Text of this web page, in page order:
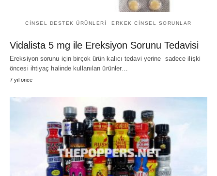
CINSEL DESTEK ÜRÜNLERI ERKEK CINSEL SORUNLAR
Vidalista 5 mg ile Ereksiyon Sorunu Tedavisi
Ereksiyon sorunu için birçok ürün kalıcı tedavi yerine sadece ilişki
öncesi ihtiyaç halinde kullanılan ürünler…
7 yıl önce